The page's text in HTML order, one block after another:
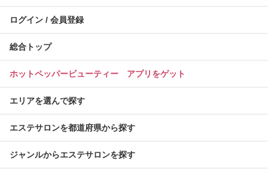
ログイン / 会員登録
総合トップ
ホットペッパービューティー アプリをゲット
エリアを選んで探す
エステサロンを都道府県から探す
ジャンルからエステサロンを探す